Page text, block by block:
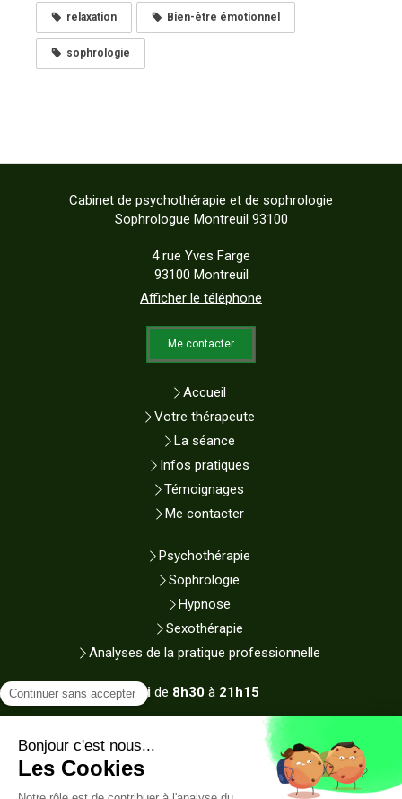
relaxation Bien-être émotionnel
sophrologie
Cabinet de psychothérapie et de sophrologie
Sophrologue Montreuil 93100
4 rue Yves Farge
93100 Montreuil
Afficher le téléphone
Me contacter
Accueil
Votre thérapeute
La séance
Infos pratiques
Témoignages
Me contacter
Psychothérapie
Sophrologie
Hypnose
Sexothérapie
Analyses de la pratique professionnelle
DuLundiauSamedi de 8h30 à 21h15
Mentions légales